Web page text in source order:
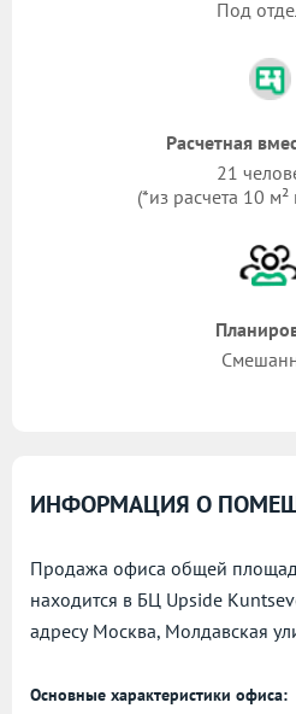
Под
Расчетная
21
(*из расчета 10
ИНФОРМАЦИЯ О
Продажа офиса общей
находится в БЦ Upside
адресу Москва, Молдавская
Основные характеристики офиса: